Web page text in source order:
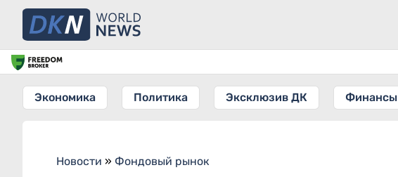
Экономика Политика Эксклюзив ДК Финансы
Новости » Фондовый рынок